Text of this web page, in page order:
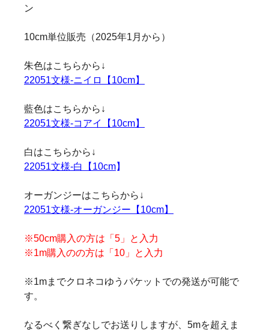
ン
10cm単位販売（2025年1月から）
朱色はこちらから↓
22051文様-ニイロ【10cm】
藍色はこちらから↓
22051文様-コアイ【10cm】
白はこちらから↓
22051文様-白【10cm】
オーガンジーはこちらから↓
22051文様-オーガンジー【10cm】
※50cm購入の方は「5」と入力
※1m購入のの方は「10」と入力
※1mまでクロネコゆうパケットでの発送が可能で
す。
なるべく繋ぎなしでお送りしますが、5mを超えま